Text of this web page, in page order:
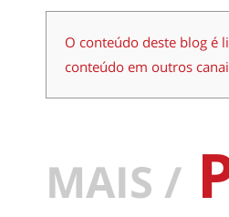
O conteúdo deste blog é
conteúdo em outros
MAIS /